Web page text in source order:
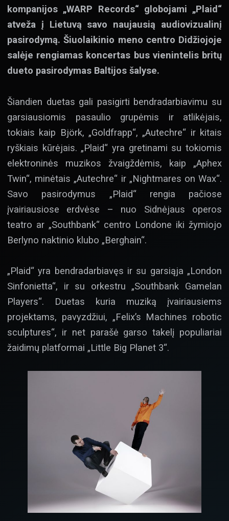
kompanijos „WARP Records“ globojami „Plaid“
atveža į Lietuvą savo naujausią audiovizualinį
pasirodymą. Šiuolaikinio meno centro Didžiojoje
salėje rengiamas koncertas bus vienintelis britų
dueto pasirodymas Baltijos šalyse.
Šiandien duetas gali pasigirti bendradarbiavimu su
garsiausiomis pasaulio grupėmis ir atlikėjais,
tokiais kaip Björk, „Goldfrapp“, „Autechre“ ir kitais
ryškiais kūrėjais. „Plaid“ yra gretinami su tokiomis
elektroninės muzikos žvaigždėmis, kaip „Aphex
Twin“, minėtais „Autechre“ ir „Nightmares on Wax“.
Savo pasirodymus „Plaid“ rengia pačiose
įvairiausiose erdvėse – nuo Sidnėjaus operos
teatro ar „Southbank“ centro Londone iki žymiojo
Berlyno naktinio klubo „Berghain“.
„Plaid“ yra bendradarbiavęs ir su garsiąja „London
Sinfonietta“, ir su orkestru „Southbank Gamelan
Players“. Duetas kuria muziką įvairiausiems
projektams, pavyzdžiui, „Felix’s Machines robotic
sculptures“, ir net parašė garso takelį populiariai
žaidimų platformai „Little Big Planet 3“.